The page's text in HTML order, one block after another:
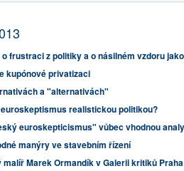
o frustraci z politiky a o násilném vzdoru
kupónové privatizaci
a "alternativách"
realistickou politikou?
euroskepticismus" vůbec vhodnou
manýry ve stavebním řízení
malíř Marek Ormandík v Galerii kritiků Praha